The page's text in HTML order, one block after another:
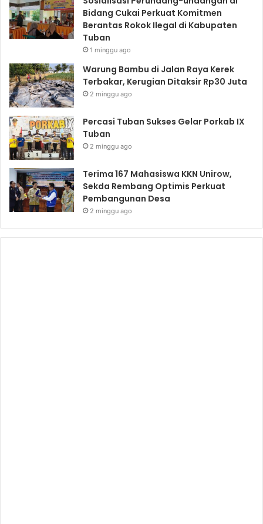
Bidang Cukai Perkuat Komitmen
Berantas Rokok Ilegal di Kabupaten
Tuban
1 minggu ago
Warung Bambu di Jalan Raya Kerek
Terbakar, Kerugian Ditaksir Rp30 Juta
2 minggu ago
Percasi Tuban Sukses Gelar Porkab IX
Tuban
2 minggu ago
Terima 167 Mahasiswa KKN Unirow,
Sekda Rembang Optimis Perkuat
Pembangunan Desa
2 minggu ago